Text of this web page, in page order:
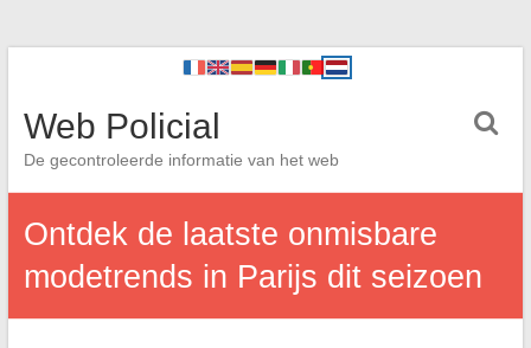
Web Policial
De gecontroleerde informatie van het web
Ontdek de laatste onmisbare
modetrends in Parijs dit seizoen